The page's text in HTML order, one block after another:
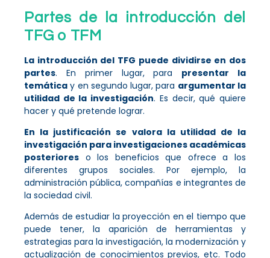
Partes de la introducción del
TFG o TFM
La introducción del TFG puede dividirse en dos
partes. En primer lugar, para presentar la
temática y en segundo lugar, para argumentar la
utilidad de la investigación. Es decir, qué quiere
hacer y qué pretende lograr.
En la justificación se valora la utilidad de la
investigación para investigaciones académicas
posteriores o los beneficios que ofrece a los
diferentes grupos sociales. Por ejemplo, la
administración pública, compañías e integrantes de
la sociedad civil.
Además de estudiar la proyección en el tiempo que
puede tener, la aparición de herramientas y
estrategias para la investigación, la modernización y
actualización de conocimientos previos, etc. Todo